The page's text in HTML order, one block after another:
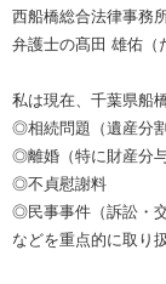
西船橋総合法律事務
弁護士の髙田 雄佑（
私は現在、千葉県船
◎相続問題（遺産分
◎離婚（特に財産分
◎不貞慰謝料
◎民事事件（訴訟・
などを重点的に取り